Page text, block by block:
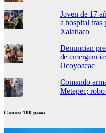
Joven de 17
a hospital tras
Xalatlaco
Denuncian
de
Ocoyoacac
Comando
Metepec;
Ganate 100 pesos